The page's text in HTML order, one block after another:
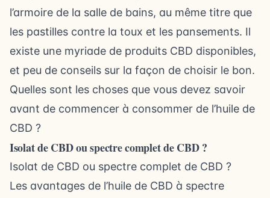
l’armoire de la salle de bains, au même titre que
les pastilles contre la toux et les pansements. Il
existe une myriade de produits CBD disponibles,
et peu de conseils sur la façon de choisir le bon.
Quelles sont les choses que vous devez savoir
avant de commencer à consommer de l’huile de
CBD ?
Isolat de CBD ou spectre complet de CBD ?
Isolat de CBD ou spectre complet de CBD ?
Les avantages de l’huile de CBD à spectre